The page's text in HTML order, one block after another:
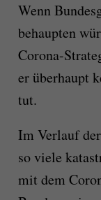
Wenn
behaupten
Corona-
er überhaupt
tut.
Im Verlauf
so viele
mit dem